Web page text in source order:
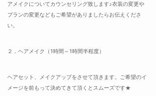
アメイクについてカウンセリング致します♪衣装の変更や
プランの変更などもご希望がありましたらお伝えくださ
い。
２．ヘアメイク（1時間～1時間半程度）
ヘアセット、メイクアップをさせて頂きます。ご希望のイ
メージを前もって決めてきて頂くとスムーズです★